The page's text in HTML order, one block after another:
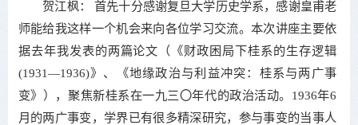
贺江枫： 首先十分感谢复旦大学历史学系，感谢皇甫老
师能给我这样一个机会来向各位学习交流。本次讲座主要依
据去年我发表的两篇论文（《财政困局下桂系的生存逻辑
(1931—1936)》、《地缘政治与利益冲突：桂系与两广事
变》），聚焦新桂系在一九三〇年代的政治活动。1936年6
月的两广事变，学界已有很多精深研究，参与事变的当事人